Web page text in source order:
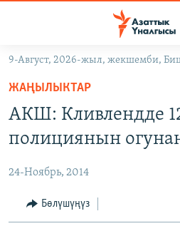
Навигацияга
өтүңүз
Издөөгө
салыңыз
ЭКОНОМИКА
МАДАНИЯТ
БОРБОР АЗИЯ
АТАЙЫН ИЛИКТӨӨ
ТВ ПРОГРАММАЛАР
9-Август, 2026-жыл, жекшемби,
ЖАҢЫЛЫКТАР
АКШ: Кливлендде
полициянын
24-Ноябрь, 2014
Бөлүшүңүз